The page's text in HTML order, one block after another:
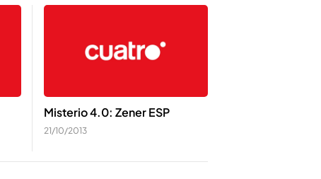
Misterio 4.0: Zener ESP
21/10/2013